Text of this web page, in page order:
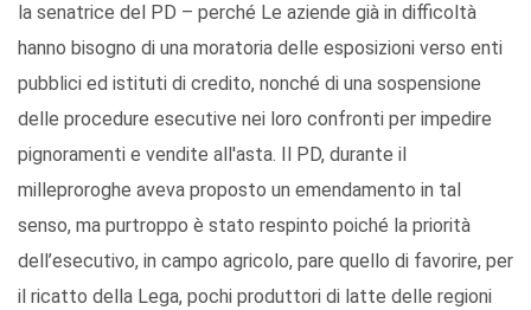
la senatrice del PD – perché Le aziende già in difficoltà
hanno bisogno di una moratoria delle esposizioni verso enti
pubblici ed istituti di credito, nonché di una sospensione
delle procedure esecutive nei loro confronti per impedire
pignoramenti e vendite all'asta. Il PD, durante il
milleproroghe aveva proposto un emendamento in tal
senso, ma purtroppo è stato respinto poiché la priorità
dell’esecutivo, in campo agricolo, pare quello di favorire, per
il ricatto della Lega, pochi produttori di latte delle regioni